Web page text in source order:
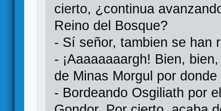
cierto, ¿continua
Reino del Bosque?
- Sí señor, tambien se han
- ¡Aaaaaaaargh! Bien,
de Minas Morgul por
- Bordeando Osgiliath por